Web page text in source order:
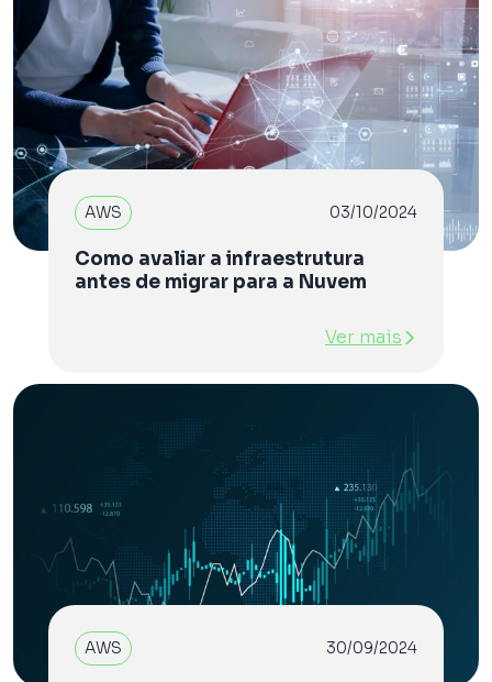
AWS 03/10/2024
Como avaliar a infraestrutura
antes de migrar para a Nuvem
Ver mais
AWS 30/09/2024